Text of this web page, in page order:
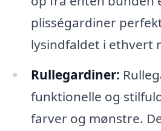
plisségardiner
lysindfaldet i ethvert
Rullegardiner:
funktionelle og
farver og mønstre.